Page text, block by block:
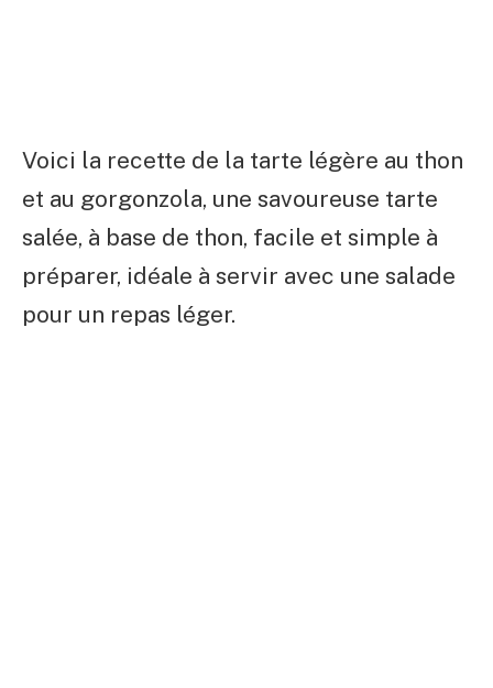
Voici la recette de la tarte légère au thon
et au gorgonzola, une savoureuse tarte
salée, à base de thon, facile et simple à
préparer, idéale à servir avec une salade
pour un repas léger.